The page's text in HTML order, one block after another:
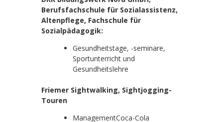
Berufsfachschule für Sozialassistenz,
Altenpflege, Fachschule für
Sozialpädagogik:
Gesundheitstage, -seminare,
Sportunterricht und
Gesundheitslehre
Friemer Sightwalking, Sightjogging-
Touren
ManagementCoca-Cola